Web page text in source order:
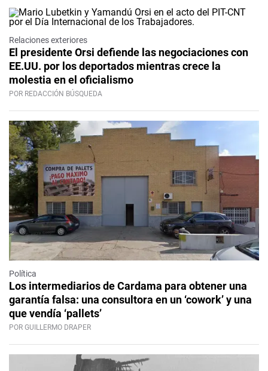
Relaciones exteriores
El presidente Orsi defiende las negociaciones con
EE.UU. por los deportados mientras crece la
molestia en el oficialismo
POR REDACCIÓN BÚSQUEDA
Política
Los intermediarios de Cardama para obtener una
garantía falsa: una consultora en un ‘cowork’ y una
que vendía ‘pallets’
POR GUILLERMO DRAPER